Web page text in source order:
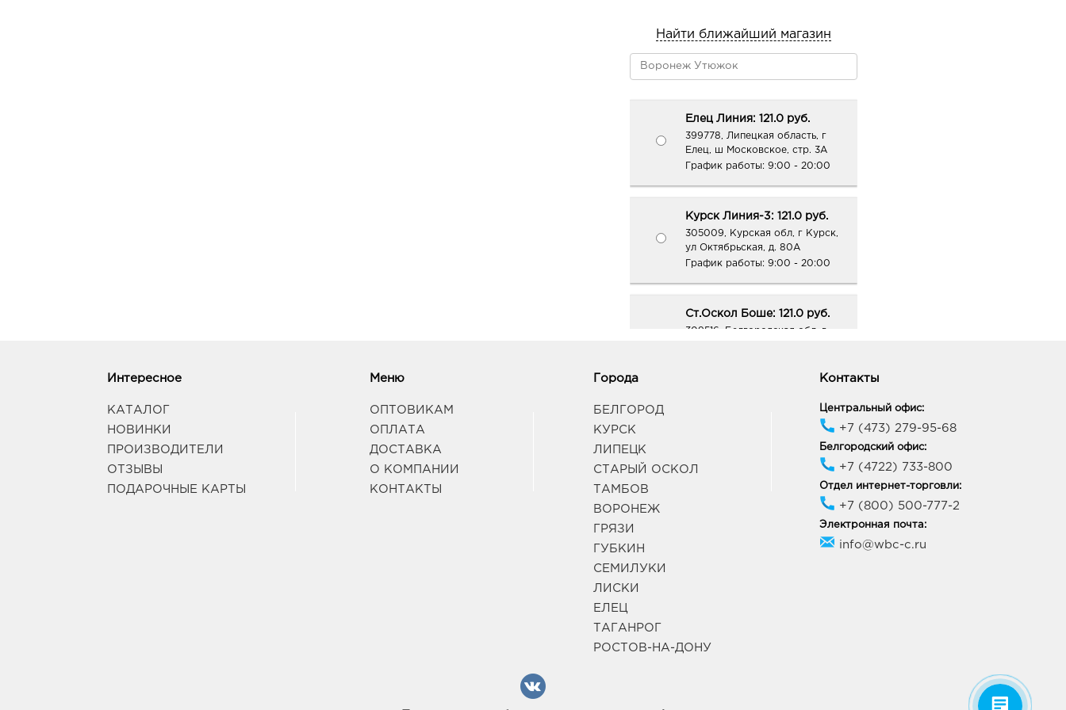
Найти ближайший магазин
Елец Линия: 121.0 руб.
399778, Липецкая область, г
Елец, ш Московское, стр. 3А
График работы: 9:00 - 20:00
Курск Линия-3: 121.0 руб.
305009, Курская обл, г Курск,
ул Октябрьская, д. 80А
График работы: 9:00 - 20:00
Ст.Оскол Боше: 121.0 руб.
309516, Белгородская обл, г
10:00 - 21:00
Интересное
КАТАЛОГ
НОВИНКИ
ПРОИЗВОДИТЕЛИ
ОТЗЫВЫ
ПОДАРОЧНЫЕ КАРТЫ
Меню
ОПТОВИКАМ
ОПЛАТА
ДОСТАВКА
О КОМПАНИИ
КОНТАКТЫ
Города
БЕЛГОРОД
КУРСК
ЛИПЕЦК
СТАРЫЙ ОСКОЛ
ТАМБОВ
ВОРОНЕЖ
ГРЯЗИ
ГУБКИН
СЕМИЛУКИ
ЛИСКИ
ЕЛЕЦ
ТАГАНРОГ
РОСТОВ-НА-ДОНУ
Контакты
Центральный офис:
+7 (473) 279-95-68
Белгородский офис:
+7 (4722) 733-800
Отдел интернет-торговли:
+7 (800) 500-777-2
Электронная почта:
info@wbc-c.ru